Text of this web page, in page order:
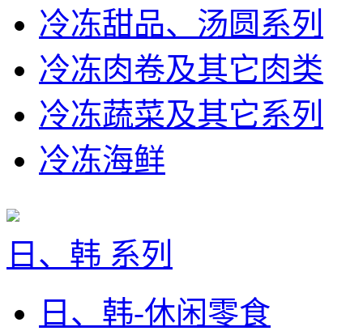
冷冻甜品、汤圆系列
冷冻肉卷及其它肉类
冷冻蔬菜及其它系列
冷冻海鲜
日、韩 系列
日、韩-休闲零食